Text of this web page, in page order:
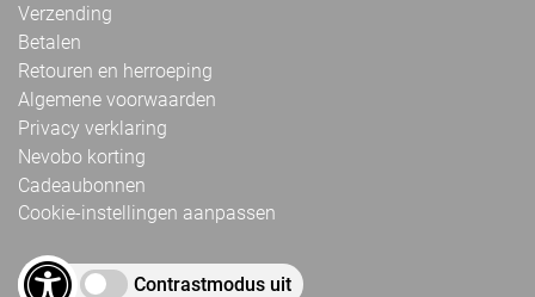
Verzending
Betalen
Retouren en herroeping
Algemene voorwaarden
Privacy verklaring
Nevobo korting
Cadeaubonnen
Cookie-instellingen aanpassen
Contrastmodus uit